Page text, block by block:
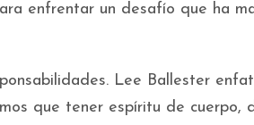
enfrentar un desafío que ha
Lee Ballester
que tener espíritu de cuerpo,